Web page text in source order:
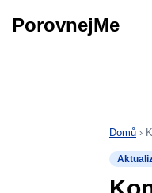
PorovnejMe
Domů ›